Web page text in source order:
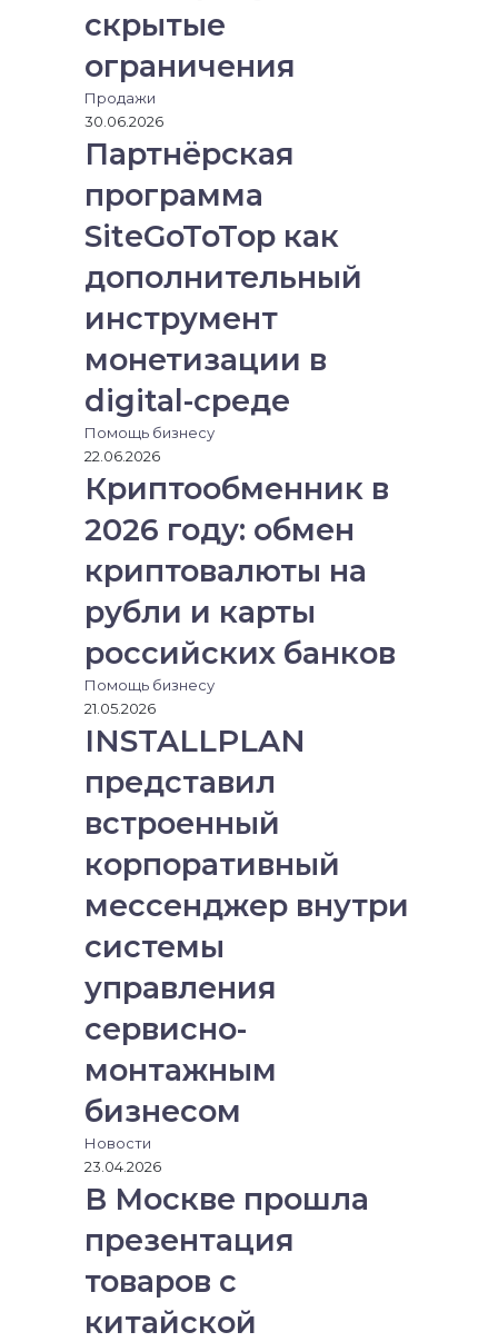
т
о
н
у
п
ч
у
скрытые
ограничения
Продажи
30.06.2026
Партнёрская
программа
SiteGoToTop как
дополнительный
инструмент
монетизации в
digital-среде
Помощь бизнесу
22.06.2026
Криптообменник в
2026 году: обмен
криптовалюты на
рубли и карты
российских банков
Помощь бизнесу
21.05.2026
INSTALLPLAN
представил
встроенный
корпоративный
мессенджер внутри
системы
управления
сервисно-
монтажным
бизнесом
Новости
23.04.2026
В Москве прошла
презентация
товаров с
китайской